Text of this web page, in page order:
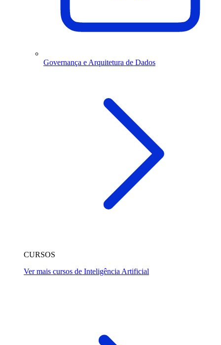
Governança e Arquitetura de Dados
CURSOS
Ver mais cursos de Inteligência Artificial